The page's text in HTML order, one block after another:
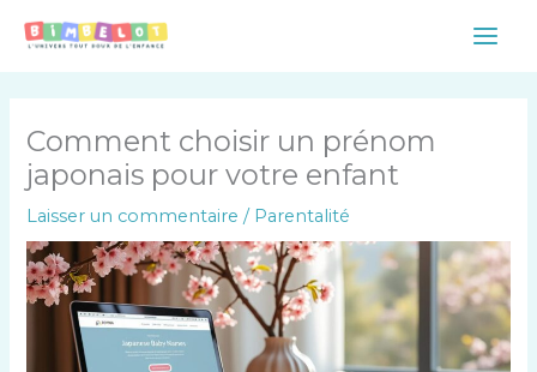
Main
Comment choisir un prénom
japonais pour votre enfant
Laisser un commentaire / Parentalité